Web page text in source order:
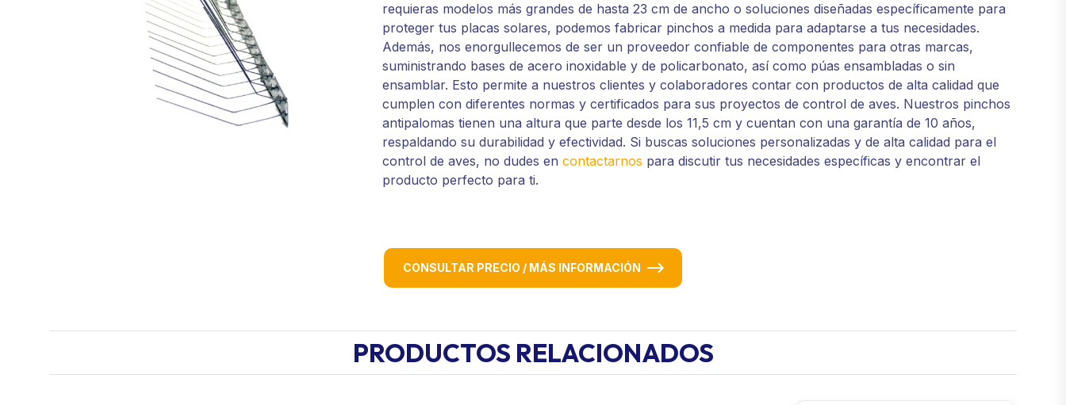
requieras modelos más grandes de hasta 23 cm de ancho o soluciones diseñadas específicamente para
proteger tus placas solares, podemos fabricar pinchos a medida para adaptarse a tus necesidades.
Además, nos enorgullecemos de ser un proveedor confiable de componentes para otras marcas,
suministrando bases de acero inoxidable y de policarbonato, así como púas ensambladas o sin
ensamblar. Esto permite a nuestros clientes y colaboradores contar con productos de alta calidad que
cumplen con diferentes normas y certificados para sus proyectos de control de aves. Nuestros pinchos
antipalomas tienen una altura que parte desde los 11,5 cm y cuentan con una garantía de 10 años,
respaldando su durabilidad y efectividad. Si buscas soluciones personalizadas y de alta calidad para el
control de aves, no dudes en contactarnos para discutir tus necesidades específicas y encontrar el
producto perfecto para ti.
CONSULTAR PRECIO / MÁS INFORMACIÓN
PRODUCTOS RELACIONADOS